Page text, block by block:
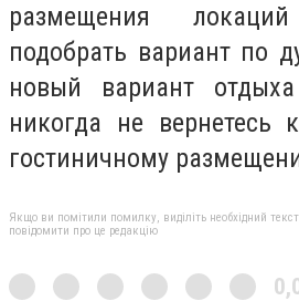
размещения
подобрать вариант по
новый вариант
никогда не вернетесь
гостиничному
Якщо ви помітили помилку, виділіть необхідний
повідомити про це редакцію